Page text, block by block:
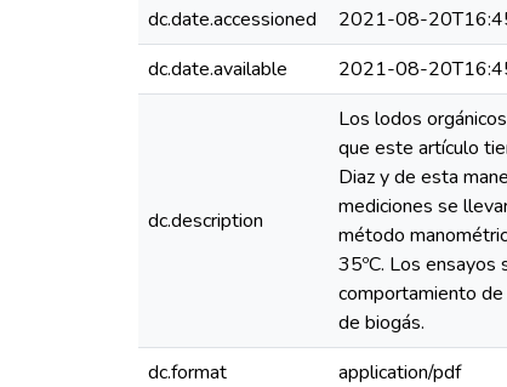
dc.date.accessioned
2021-08-
dc.date.available
2021-08-
dc.description
Los lodos
que este artículo
Diaz y de esta
mediciones se
método
35ºC. Los ensayos
comportamiento
de biogás.
dc.format
application/pdf